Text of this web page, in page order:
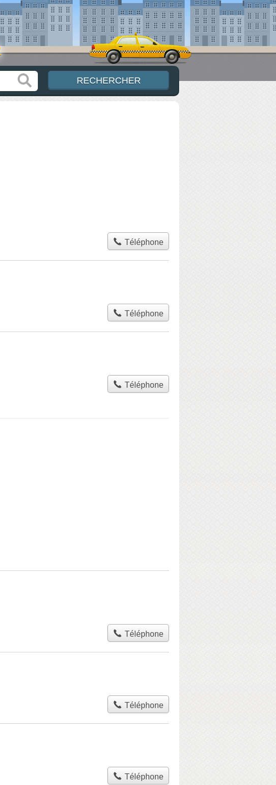
Téléphone
Téléphone
Téléphone
Téléphone
Téléphone
Téléphone